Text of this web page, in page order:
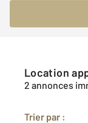
Location
2 annonces
Trier par :